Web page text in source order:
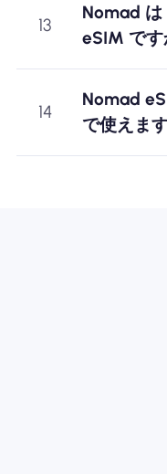
13
Nomad は
eSIM です
14
Nomad
で使えま